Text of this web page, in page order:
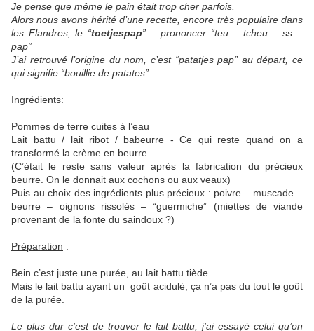
Je pense que même le pain était trop cher parfois.
Alors nous avons hérité d’une recette, encore très populaire dans
les Flandres, le “toetjespap” – prononcer “teu – tcheu – ss –
pap”
J’ai retrouvé l’origine du nom, c’est “patatjes pap” au départ, ce
qui signifie “bouillie de patates”
Ingrédients:
Pommes de terre cuites à l’eau
Lait battu / lait ribot / babeurre - Ce qui reste quand on a
transformé la crème en beurre.
(C’était le reste sans valeur après la fabrication du précieux
beurre. On le donnait aux cochons ou aux veaux)
Puis au choix des ingrédients plus précieux : poivre – muscade –
beurre – oignons rissolés – “guermiche” (miettes de viande
provenant de la fonte du saindoux ?)
Préparation :
Bein c’est juste une purée, au lait battu tiède.
Mais le lait battu ayant un goût acidulé, ça n’a pas du tout le goût
de la purée.
Le plus dur c’est de trouver le lait battu, j’ai essayé celui qu’on